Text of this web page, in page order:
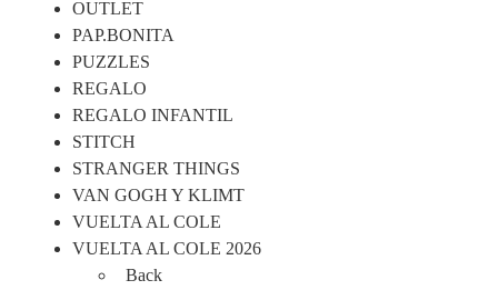
OUTLET
PAP.BONITA
PUZZLES
REGALO
REGALO INFANTIL
STITCH
STRANGER THINGS
VAN GOGH Y KLIMT
VUELTA AL COLE
VUELTA AL COLE 2026
Back